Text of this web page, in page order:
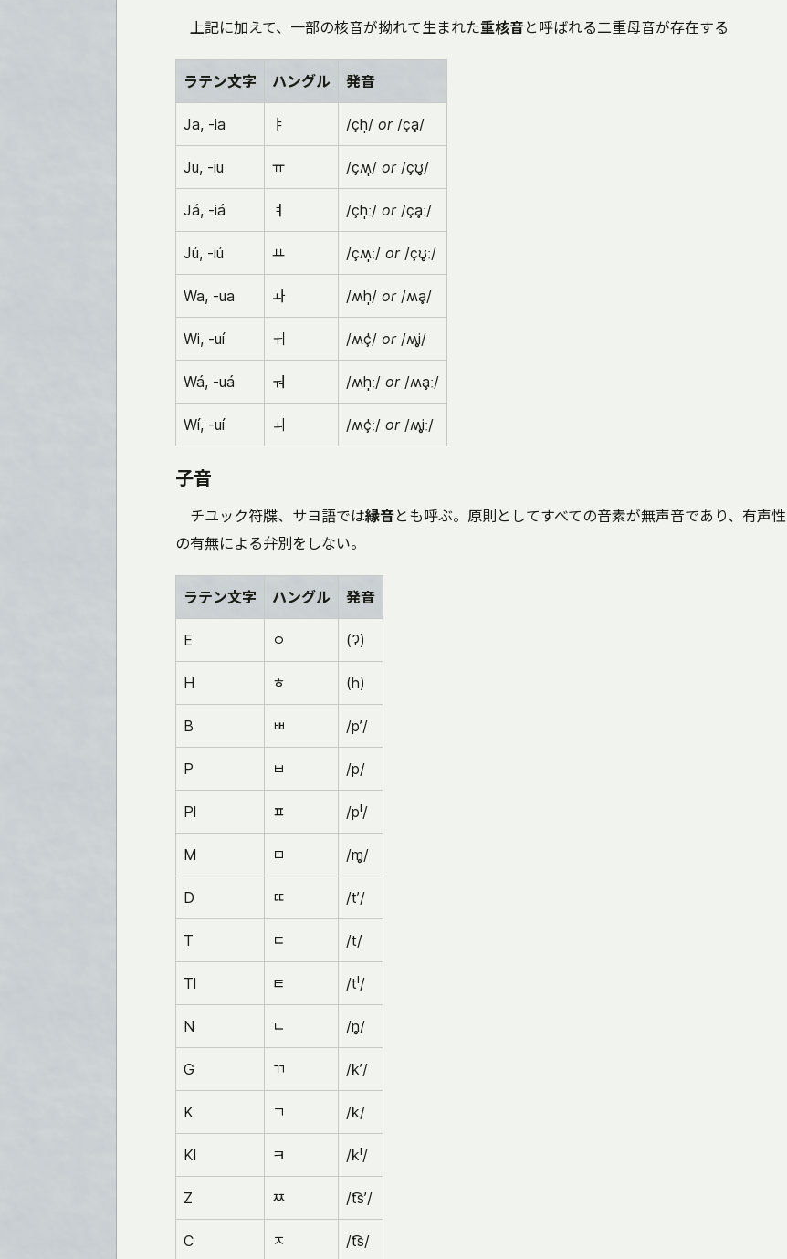
上記に加えて、一部の核音が拗れて生まれた重核音と呼ばれる二重母音が存在する
ラテン文字 ハングル 発音
Ja, -ia ㅑ /çh̩/ or/çḁ/
Ju, -iu ㅠ /çʍ̩/ or/çʊ̥/
Já, -iá ㅕ /çh̩ː/ or/çḁː/
Jú, -iú ㅛ /çʍ̩ː/ or/çʊ̥ː/
Wa, -ua ㅘ /ʍh̩/ or/ʍḁ/
Wi, -uí ㅟ /ʍç̍/ or/ʍi̥/
Wá, -uá ㅝ /ʍh̩ː/ or/ʍḁː/
Wí, -uí ㅚ /ʍç̍ː/ or/ʍi̥ː/
子音
チユック符牒、サヨ語では縁音とも呼ぶ。原則としてすべての音素が無声音であり、有声性
の有無による弁別をしない。
ラテン文字 ハングル 発音
E ㅇ (ʔ)
H ㅎ (h)
B ㅃ /pʼ/
P ㅂ /p/
Pl ㅍ /pˡ/
M ㅁ /m̥/
D ㄸ /tʼ/
T ㄷ /t/
Tl ㅌ /tˡ/
N ㄴ /n̥/
G ㄲ /kʼ/
K ㄱ /k/
Kl ㅋ /kˡ/
Z ㅉ /t͡sʼ/
C ㅈ /t͡s/